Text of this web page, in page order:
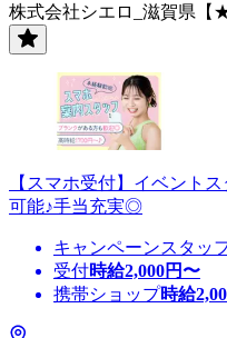
株式会社シエロ_滋賀県【
【スマホ受付】イベント
可能♪手当充実◎
キャンペーンスタッ
受付時給2,000円〜
携帯ショップ時給